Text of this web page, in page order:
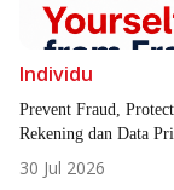
Individu
Prevent Fraud,
Rekening dan Data
30 Jul 2026